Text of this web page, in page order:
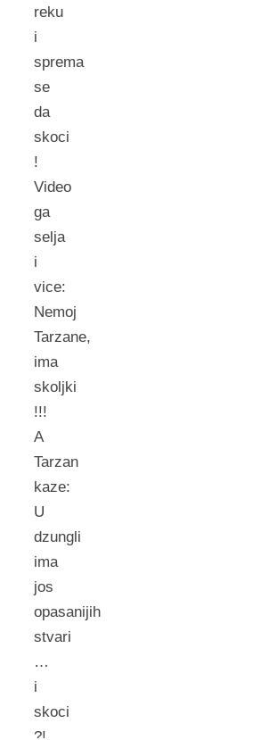
reku
i
sprema
se
da
skoci
!
Video
ga
selja
i
vice:
Nemoj
Tarzane,
ima
skoljki
!!!
A
Tarzan
kaze:
U
dzungli
ima
jos
opasanijih
stvari
…
i
skoci